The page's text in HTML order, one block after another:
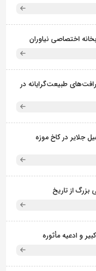
اختصاصی نیاوران
طبیعت‌گرایانه در
جلایر در کاخ موزه
بزرگ از تاریخ
و ادعیه مأثوره